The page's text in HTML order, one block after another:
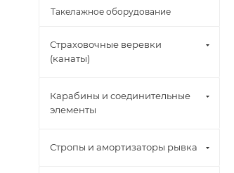
Такелажное оборудование
Страховочные веревки
(канаты)
Карабины и соединительные
элементы
Стропы и амортизаторы рывка